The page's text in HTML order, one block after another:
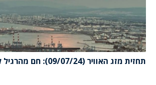
תחזית מזג האוויר (09/07/24): חם מהרגיל לעונה